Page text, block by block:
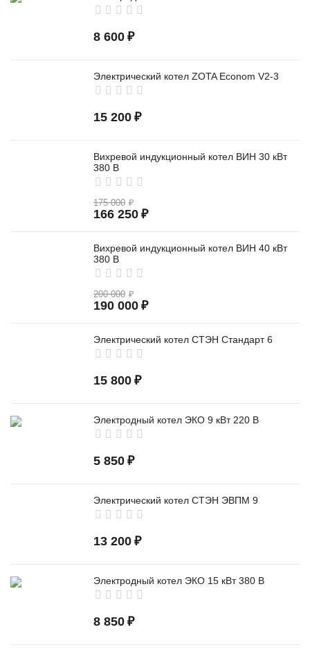
8 600 ₽
Электрический котел ZOTA Econom V2-3
15 200 ₽
Вихревой индукционный котел ВИН 30 кВт
380 В
175 000 ₽
166 250 ₽
Вихревой индукционный котел ВИН 40 кВт
380 В
200 000 ₽
190 000 ₽
Электрический котел СТЭН Стандарт 6
15 800 ₽
Электродный котел ЭКО 9 кВт 220 В
5 850 ₽
Электрический котел СТЭН ЭВПМ 9
13 200 ₽
Электродный котел ЭКО 15 кВт 380 В
8 850 ₽